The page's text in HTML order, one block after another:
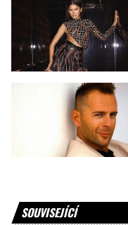
SOUVISEJÍCÍ